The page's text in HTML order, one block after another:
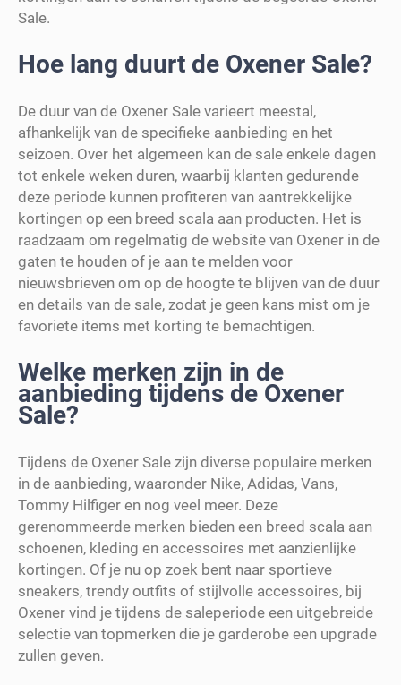
Sale.
Hoe lang duurt de Oxener Sale?
De duur van de Oxener Sale varieert meestal,
afhankelijk van de specifieke aanbieding en het
seizoen. Over het algemeen kan de sale enkele dagen
tot enkele weken duren, waarbij klanten gedurende
deze periode kunnen profiteren van aantrekkelijke
kortingen op een breed scala aan producten. Het is
raadzaam om regelmatig de website van Oxener in de
gaten te houden of je aan te melden voor
nieuwsbrieven om op de hoogte te blijven van de duur
en details van de sale, zodat je geen kans mist om je
favoriete items met korting te bemachtigen.
Welke merken zijn in de
aanbieding tijdens de Oxener
Sale?
Tijdens de Oxener Sale zijn diverse populaire merken
in de aanbieding, waaronder Nike, Adidas, Vans,
Tommy Hilfiger en nog veel meer. Deze
gerenommeerde merken bieden een breed scala aan
schoenen, kleding en accessoires met aanzienlijke
kortingen. Of je nu op zoek bent naar sportieve
sneakers, trendy outfits of stijlvolle accessoires, bij
Oxener vind je tijdens de saleperiode een uitgebreide
selectie van topmerken die je garderobe een upgrade
zullen geven.